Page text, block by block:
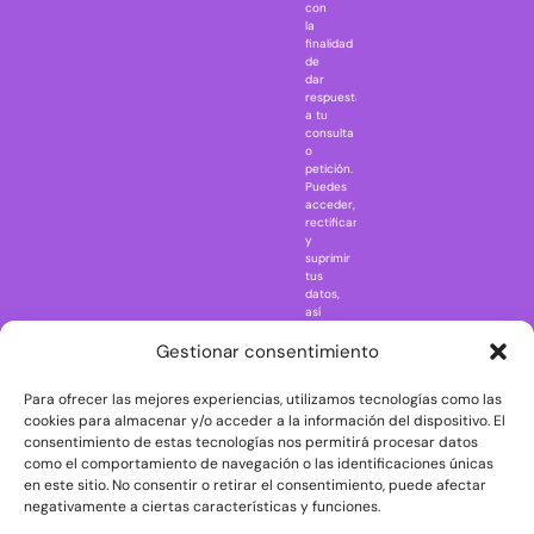
Gestionar consentimiento
Para ofrecer las mejores experiencias, utilizamos tecnologías como las
cookies para almacenar y/o acceder a la información del dispositivo. El
consentimiento de estas tecnologías nos permitirá procesar datos
como el comportamiento de navegación o las identificaciones únicas
en este sitio. No consentir o retirar el consentimiento, puede afectar
negativamente a ciertas características y funciones.
Rick and
The Big Bang
Theory
The Blues
Brothers
con
la
finalidad
de
dar
respuesta
a tu
consulta
o
petición.
Puedes
acceder,
rectificar
y
suprimir
tus
datos,
así
ejercer
consultando
la
información
adicional
y
detallada
sobre